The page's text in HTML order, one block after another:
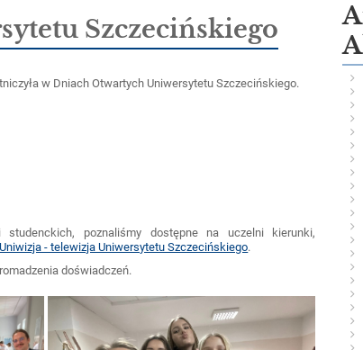
Szczecińskiego
w Dniach Otwartych Uniwersytetu Szczecińskiego.
poznaliśmy dostępne na uczelni kierunki,
Uniwizja - telewizja Uniwersytetu Szczecińskiego.
doświadczeń.